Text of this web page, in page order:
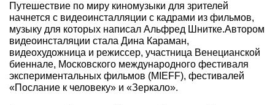
Путешествие по миру киномузыки для зрителей
начнется с видеоинсталляции с кадрами из фильмов,
музыку для которых написал Альфред Шнитке.Автором
видеоинсталяции стала Дина Караман,
видеохудожница и режиссер, участница Венецианской
биеннале, Московского международного фестиваля
экспериментальных фильмов (MIEFF), фестивалей
«Послание к человеку» и «Зеркало».